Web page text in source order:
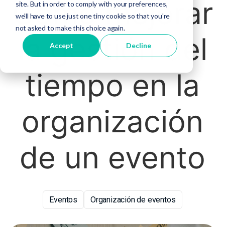
site. But in order to comply with your preferences,
we'll have to use just one tiny cookie so that you're
not asked to make this choice again.
Accept Decline
Cómo mejorar
la gestión del
tiempo en la
organización
de un evento
Eventos Organización de eventos